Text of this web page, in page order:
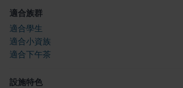
適合族群
適合學生
適合小資族
適合下午茶
設施特色